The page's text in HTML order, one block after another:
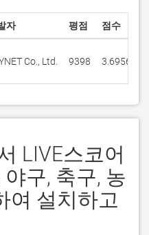
자 평점 점수
Co., Ltd. 9398 3.69568
LIVE스코어
구, 축구, 농
여 설치하고